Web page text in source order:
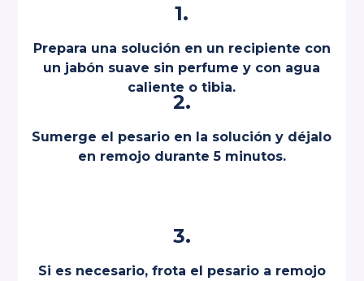
1.
Prepara una solución en un recipiente con
un jabón suave sin perfume y con agua
caliente o tibia.
2.
Sumerge el pesario en la solución y déjalo
en remojo durante 5 minutos.
3.
Si es necesario, frota el pesario a remojo